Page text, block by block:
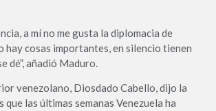
a mí no me gusta la diplomacia de
hay cosas importantes, en silencio tienen
dé”, añadió Maduro.
venezolano, Diosdado Cabello, dijo la
que las últimas semanas Venezuela ha